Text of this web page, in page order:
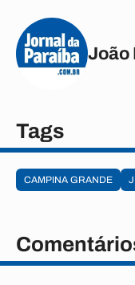
João
Tags
CAMPINA GRANDE